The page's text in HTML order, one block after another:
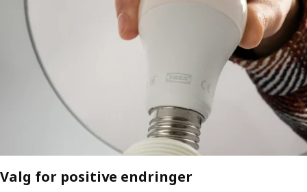
Valg for positive endringer